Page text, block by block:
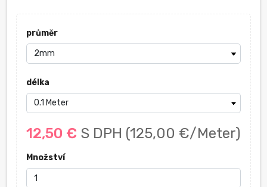
průměr
délka
12,50 € S DPH (125,00 €/Meter)
Množství